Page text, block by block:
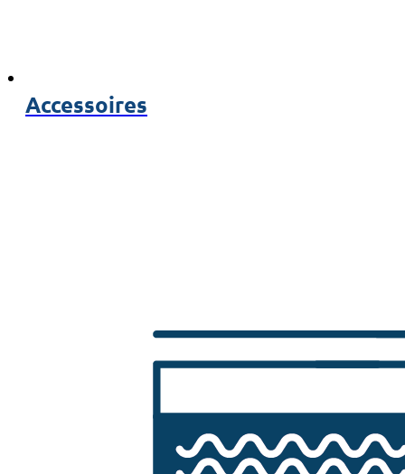
Accessoires